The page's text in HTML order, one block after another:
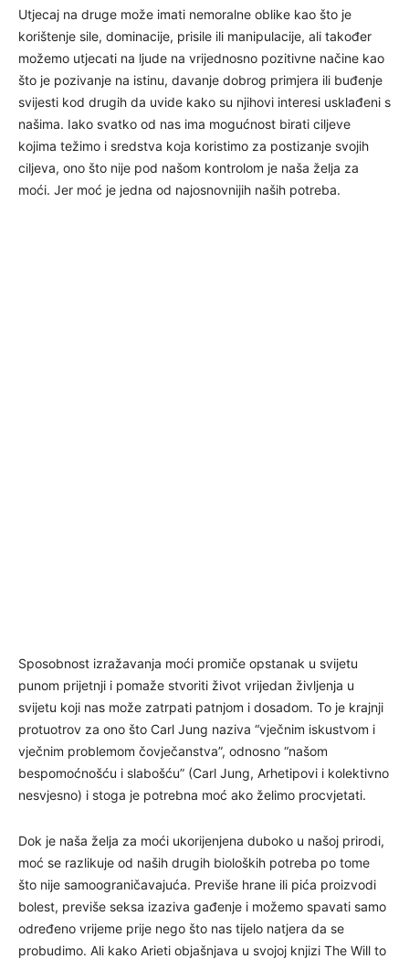
Utjecaj na druge može imati nemoralne oblike kao što je
korištenje sile, dominacije, prisile ili manipulacije, ali također
možemo utjecati na ljude na vrijednosno pozitivne načine kao
što je pozivanje na istinu, davanje dobrog primjera ili buđenje
svijesti kod drugih da uvide kako su njihovi interesi usklađeni s
našima. Iako svatko od nas ima mogućnost birati ciljeve
kojima težimo i sredstva koja koristimo za postizanje svojih
ciljeva, ono što nije pod našom kontrolom je naša želja za
moći. Jer moć je jedna od najosnovnijih naših potreba.
Sposobnost izražavanja moći promiče opstanak u svijetu
punom prijetnji i pomaže stvoriti život vrijedan življenja u
svijetu koji nas može zatrpati patnjom i dosadom. To je krajnji
protuotrov za ono što Carl Jung naziva “vječnim iskustvom i
vječnim problemom čovječanstva”, odnosno “našom
bespomoćnošću i slabošću” (Carl Jung, Arhetipovi i kolektivno
nesvjesno) i stoga je potrebna moć ako želimo procvjetati.
Dok je naša želja za moći ukorijenjena duboko u našoj prirodi,
moć se razlikuje od naših drugih bioloških potreba po tome
što nije samoograničavajuća. Previše hrane ili pića proizvodi
bolest, previše seksa izaziva gađenje i možemo spavati samo
određeno vrijeme prije nego što nas tijelo natjera da se
probudimo. Ali kako Arieti objašnjava u svojoj knjizi The Will to